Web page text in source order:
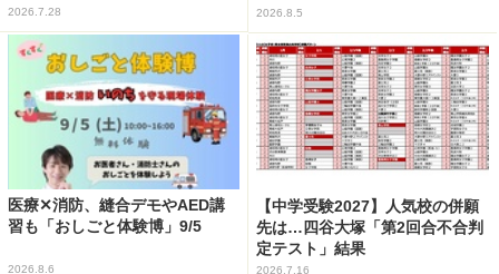
2026.7.28 2026.8.5
医療✕消防、縫合デモやAED講
習も「おしごと体験博」9/5
2026.8.6
【中学受験2027】人気校の併願
先は…四谷大塚「第2回合不合判
定テスト」結果
2026.7.16